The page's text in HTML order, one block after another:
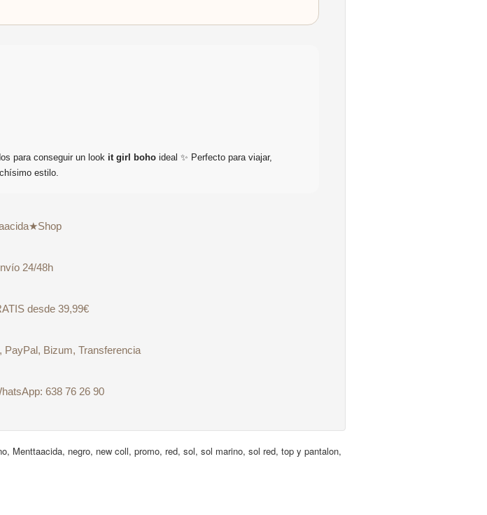
para conseguir un look it girl boho ideal ✨ Perfecto para viajar,
estilo.
24/48h
desde 39,99€
PayPal, Bizum, Transferencia
638 76 26 90
, Menttaacida, negro, new coll, promo, red, sol, sol marino, sol red, top y pantalon,